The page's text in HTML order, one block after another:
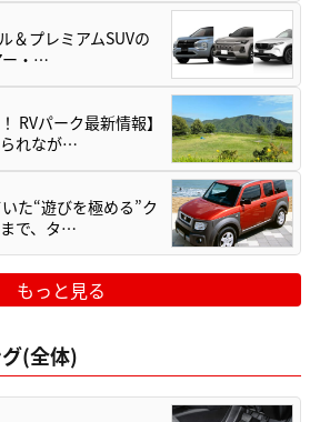
＆プレミアムSUVの
ー・…
RVパーク最新情報】
れなが…
た“遊びを極める”ク
で、タ…
もっと見る
(全体)